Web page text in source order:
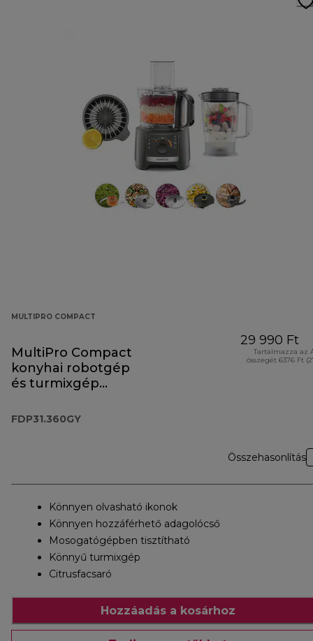
MULTIPRO COMPACT
MultiPro Compact
konyhai robotgép
és turmixgép
FDP31.360GY
29 990 Ft
Tartalmazza az
összegét 6376 Ft
Összehasonlítás
Könnyen olvasható ikonok
Könnyen hozzáférhető adagolócső
Mosogatógépben tisztítható
Könnyű turmixgép
Citrusfacsaró
Hozzáadás a kosárhoz